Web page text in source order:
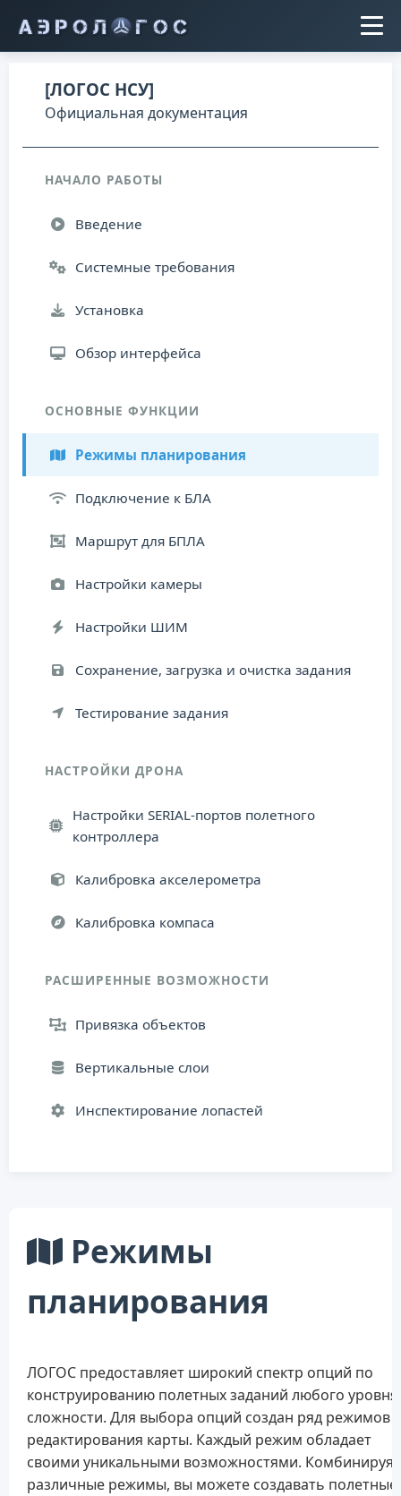
[ЛОГОС НСУ]
Официальная документация
НАЧАЛО РАБОТЫ
Введение
Системные требования
Установка
Обзор интерфейса
ОСНОВНЫЕ ФУНКЦИИ
Режимы планирования
Подключение к БЛА
Маршрут для БПЛА
Настройки камеры
Настройки ШИМ
Сохранение, загрузка и очистка задания
Тестирование задания
НАСТРОЙКИ ДРОНА
Настройки SERIAL-портов полетного
контроллера
Калибровка акселерометра
Калибровка компаса
РАСШИРЕННЫЕ ВОЗМОЖНОСТИ
Привязка объектов
Вертикальные слои
Инспектирование лопастей
Режимы
планирования
ЛОГОС предоставляет широкий спектр опций по
конструированию полетных заданий любого уровня
сложности. Для выбора опций создан ряд режимов
редактирования карты. Каждый режим обладает
своими уникальными возможностями. Комбинируя
различные режимы, вы можете создавать полетные